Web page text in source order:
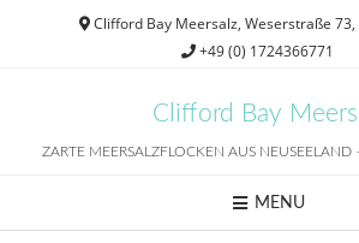
Clifford Bay Meersalz, Weserstraße
+49 (0) 1724366771
Clifford Bay
ZARTE MEERSALZFLOCKEN AUS NEUSEELAND
MENU